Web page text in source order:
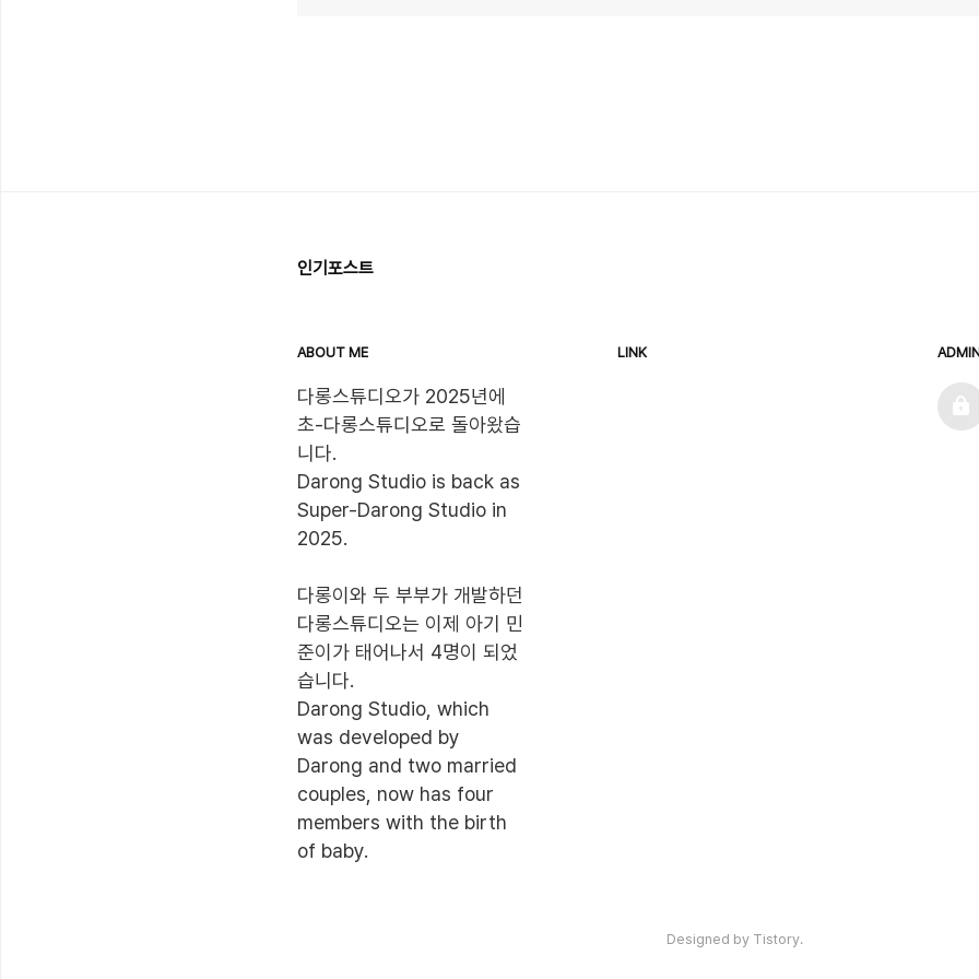
인기포스트
ABOUT ME
다롱스튜디오가 2025년에
초-다롱스튜디오로 돌아왔습
니다.
Darong Studio is back as
Super-Darong Studio in
2025.
다롱이와 두 부부가 개발하던
다롱스튜디오는 이제 아기 민
준이가 태어나서 4명이 되었
습니다.
Darong Studio, which
was developed by
Darong and two married
couples, now has four
members with the birth
of baby.
LINK
admin
Designed by Tistory.